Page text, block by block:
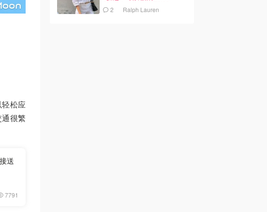
松应
很繁
送
7791
2 Ralph Lauren